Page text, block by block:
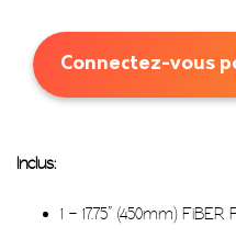
Connectez-vous
Inclus:
1 – 17.75” (450mm)